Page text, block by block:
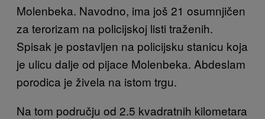
Molenbeka. Navodno, ima još 21 osumnjičen
za terorizam na policijskoj listi traženih.
Spisak je postavljen na policijsku stanicu koja
je ulicu dalje od pijace Molenbeka. Abdeslam
porodica je živela na istom trgu.
Na tom području od 2.5 kvadratnih kilometara